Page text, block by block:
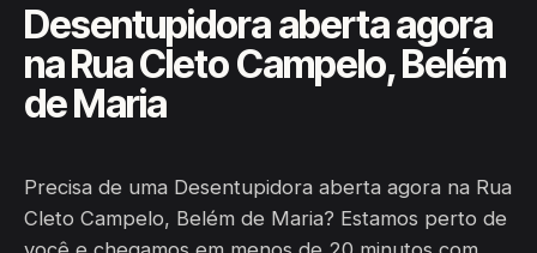
Desentupidora aberta agora
na Rua Cleto Campelo, Belém
de Maria
Precisa de uma Desentupidora aberta agora na Rua
Cleto Campelo, Belém de Maria? Estamos perto de